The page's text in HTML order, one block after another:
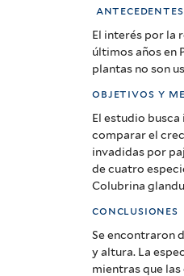
y
Teca
en
parcelas
puras
y
mix
antecedentes
El interés por la
últimos años en
plantas no son
objetivos y
El estudio
comparar el
invadidas por
de cuatro
Colubrina
conclusiones
Se encontraron
y altura. La
mientras que